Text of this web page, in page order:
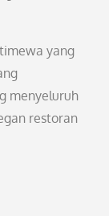
yang
menyeluruh
restoran